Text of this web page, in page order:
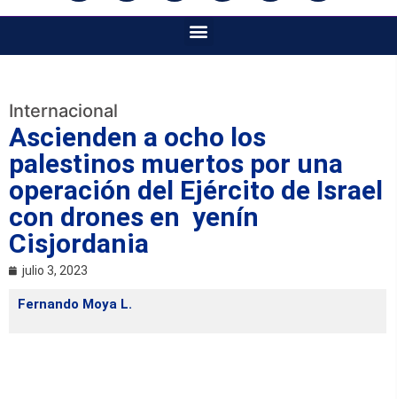
Internacional
Ascienden a ocho los
palestinos muertos por una
operación del Ejército de Israel
con drones en yenín
Cisjordania
julio 3, 2023
Fernando Moya L.